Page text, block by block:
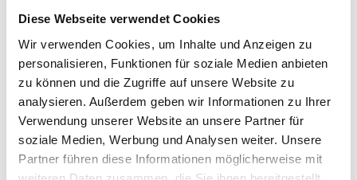
Diese Webseite verwendet Cookies
Wir verwenden Cookies, um Inhalte und Anzeigen zu
personalisieren, Funktionen für soziale Medien anbieten
zu können und die Zugriffe auf unsere Website zu
analysieren. Außerdem geben wir Informationen zu Ihrer
Verwendung unserer Website an unsere Partner für
soziale Medien, Werbung und Analysen weiter. Unsere
Partner führen diese Informationen möglicherweise mit
soziale und emotionale Unterstützung.
Entlastung für Angehörige: Wir entlasten Sie
und Ihre Angehörigen, damit Sie mehr Zeit für
gemeinsame Momente haben.
Flexible Einsatzzeiten: Wir bieten Ihnen flexible
Einsatzzeiten, die sich an Ihren Tagesablauf
anpassen.